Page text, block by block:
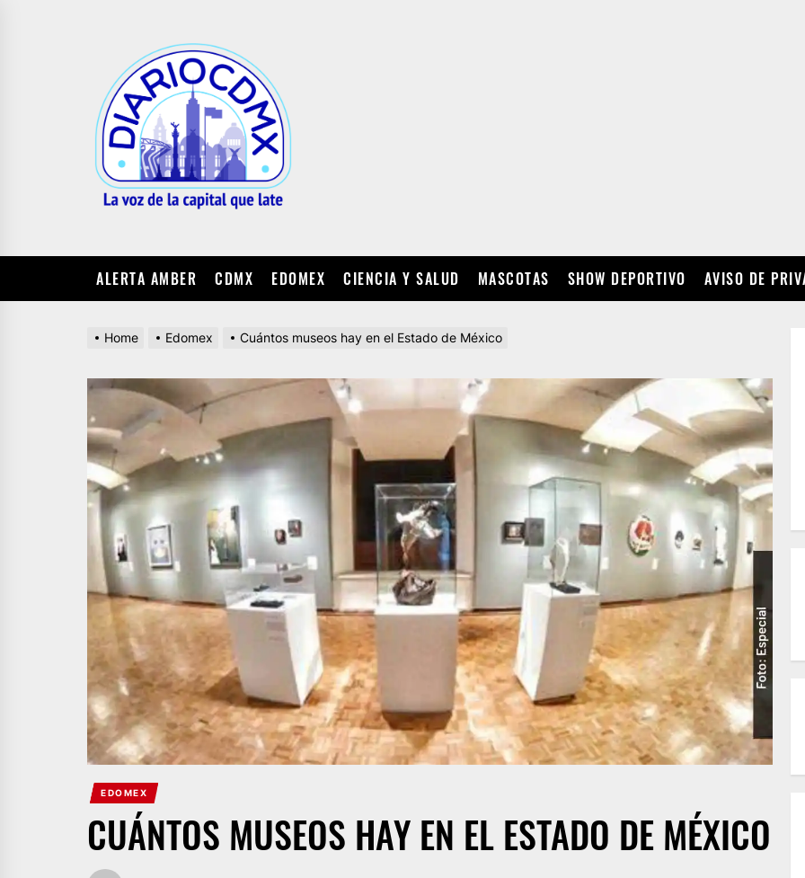
ALERTA AMBER CDMX EDOMEX CIENCIA Y SALUD MASCOTAS SHOW DEPORTIVO AVISO DE
Home Edomex Cuántos museos hay en el Estado de México
EDOMEX
CUÁNTOS MUSEOS HAY EN EL ESTADO DE MÉXICO